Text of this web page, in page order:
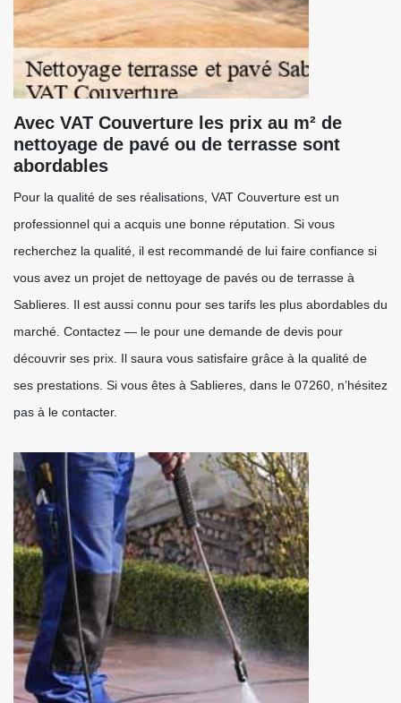
Avec VAT Couverture les prix au m² de
nettoyage de pavé ou de terrasse sont
abordables
Pour la qualité de ses réalisations, VAT Couverture est un
professionnel qui a acquis une bonne réputation. Si vous
recherchez la qualité, il est recommandé de lui faire confiance si
vous avez un projet de nettoyage de pavés ou de terrasse à
Sablieres. Il est aussi connu pour ses tarifs les plus abordables du
marché. Contactez — le pour une demande de devis pour
découvrir ses prix. Il saura vous satisfaire grâce à la qualité de
ses prestations. Si vous êtes à Sablieres, dans le 07260, n’hésitez
pas à le contacter.